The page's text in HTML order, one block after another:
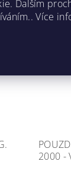
G3
2000 -
Dalším
Více